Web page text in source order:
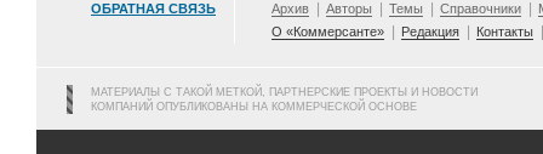
ОБРАТНАЯ СВЯЗЬ Архив Авторы Темы Справочники
О «Коммерсанте»
Редакция Контакты
МАТЕРИАЛЫ С ТАКОЙ МЕТКОЙ, ПАРТНЕРСКИЕ ПРОЕКТЫ И НОВОСТИ
КОМПАНИЙ ОПУБЛИКОВАНЫ НА КОММЕРЧЕСКОЙ ОСНОВЕ